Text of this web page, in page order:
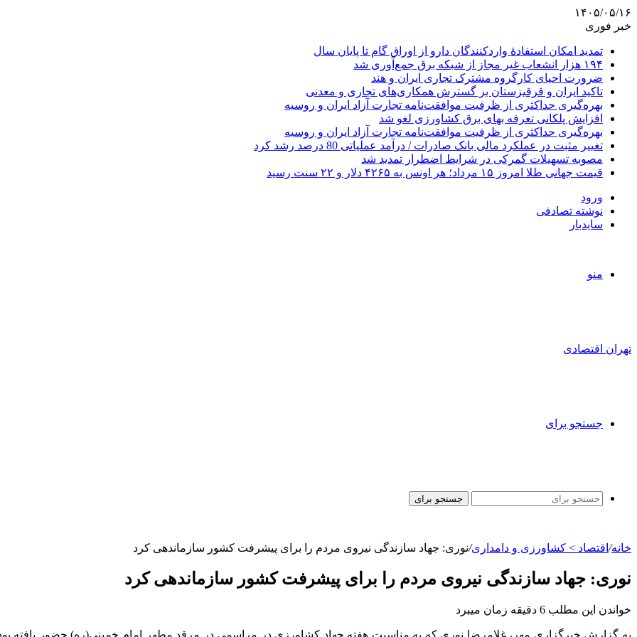
۱۴۰۵/۰۵/۱۶
خبر فوری
تمدید امکان استفادۀ واردکنندگان دارو از اوراق گام تا پایان سال
۱۹۴ هزار انشعاب غیر مجاز از شبکه برق جمع‌آوری شد
ضرورت احیای کارگروه مشترک تجاری ایران و هند
تاکید ایران و قرقیزستان بر گسترش همکاری‌های تجاری و معدنی
بهره‌گیری حداکثری از ظرفیت موافقت‌نامه تجارت آزاد ایران و روسیه
افزایش پلکانی تعرفه بهای برق کشاورزی لغو شد
بهره‌گیری حداکثری از ظرفیت موافقت‌نامه تجارت آزاد ایران و روسیه
تغییر مثبت در عملکرد مالی بانک صادرات / درآمد عملیاتی 80 درصد رشد کرد
مصوبه تسهیلات گمرکی در شرایط اضطرار تمدید شد
قیمت جهانی طلا امروز ۱۵ مرداد؛ هر اونس به ۴۲۶۵ دلار و ۲۲ سنت رسید
ورود
نوشته تصادفی
سایدبار
منو
تهران اقتصادی
جستجو برای
جستجو برای
خانه/ اقتصاد > کشاورزی و دامداری/نوری: جهاد سازندگی نیروی مردم را برای پیشرفت کشور سازماندهی کرد
نوری: جهاد سازندگی نیروی مردم را برای پیشرفت کشور سازماندهی کرد
خواندن این مطلب 6 دقیقه زمان میبرد
به گزارش خبرگزاری مهر، غلامرضا نوری که به مناسبت هفته جهاد کشاورزی در مراسمی در مرقد مطهر امام خمینی(ره) حضور یافته بود